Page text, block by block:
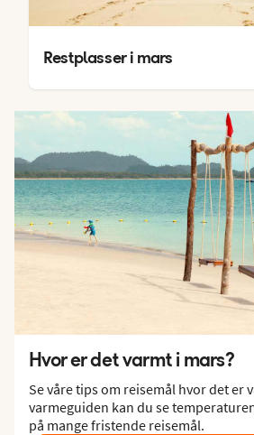
Restplasser i mars
Hvor er det varmt i mars?
Se våre tips om reisemål hvor det er
varmeguiden kan du se
på mange fristende reisemål.